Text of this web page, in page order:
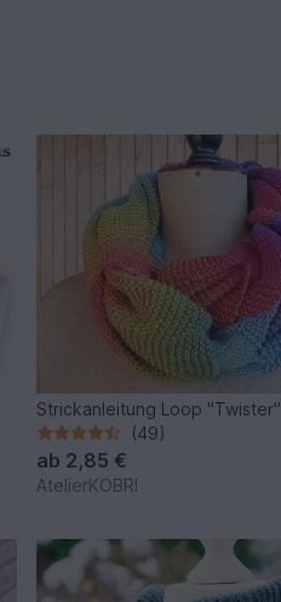
Strickanleitung Loop "Twister"
(49)
ab 2,85 €
AtelierKOBRI